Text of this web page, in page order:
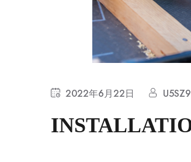
2022年6月22日